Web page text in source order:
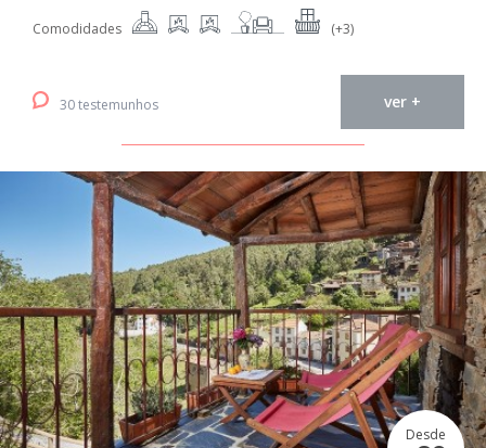
Comodidades (+3)
30 testemunhos ver +
Desde